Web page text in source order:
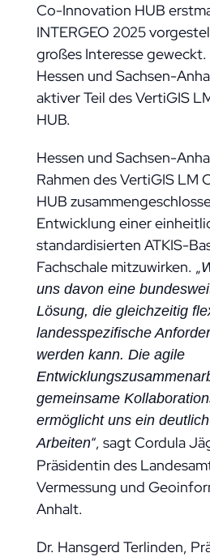
Co-Innovation HUB
INTERGEO 2025
großes Interesse
Hessen und Sachsen-
aktiver Teil des VertiGIS
HUB.
Hessen und Sachsen-
Rahmen des VertiGIS LM
HUB
Entwicklung einer
standardisierten ATKIS-
Fachschale mitzuwirken. „
uns davon eine
Lösung, die gleichzeitig
landesspezifische
werden kann. Die agile
gemeinsame
ermöglicht uns ein
Arbeiten“, sagt Cordula
Präsidentin des
Vermessung und
Anhalt.
Dr. Hansgerd Terlinden,